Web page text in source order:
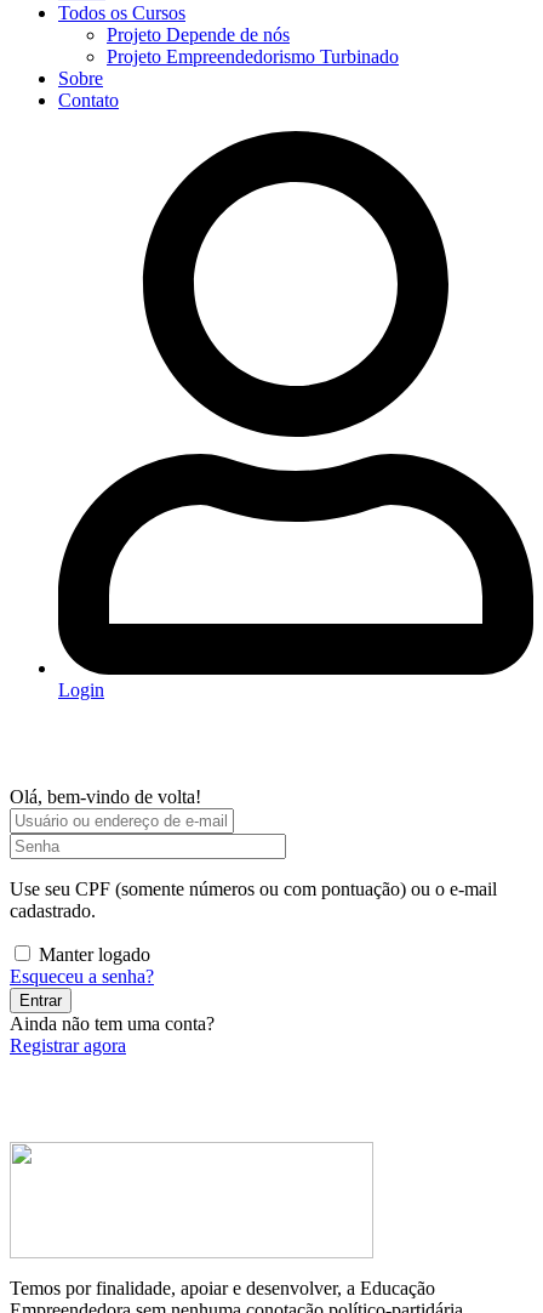
Todos os Cursos
Projeto Depende de nós
Projeto Empreendedorismo Turbinado
Sobre
Contato
Login
Olá, bem-vindo de volta!
Use seu CPF (somente números ou com pontuação) ou o e-mail
cadastrado.
Manter logado
Esqueceu a senha?
Entrar
Ainda não tem uma conta?
Registrar agora
Temos por finalidade, apoiar e desenvolver, a Educação